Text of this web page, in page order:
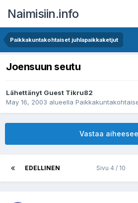
Naimisiin.info
Paikkakuntakohtaiset juhlapaikkaketjut
Joensuun seutu
Lähettänyt Guest Tikru82
May 16, 2003 alueella
Vastaa
EDELLINEN Sivu 4 / 10